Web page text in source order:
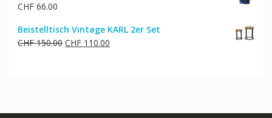
CHF66.00
Beistelltisch Vintage KARL 2er Set
CHF150.00 Ursprünglicher
CHF110.00Aktueller